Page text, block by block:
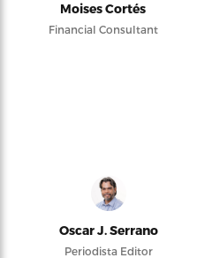
Moises Cortés
Financial Consultant
Oscar J. Serrano
Periodista Editor